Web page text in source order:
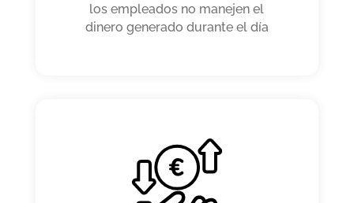
los empleados no manejen el
dinero generado durante el día